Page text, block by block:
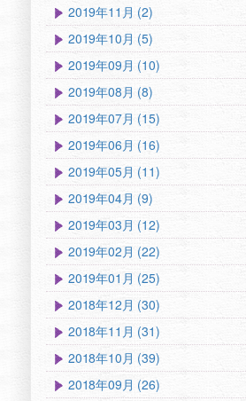
2019年11月 (2)
2019年10月 (5)
2019年09月 (10)
2019年08月 (8)
2019年07月 (15)
2019年06月 (16)
2019年05月 (11)
2019年04月 (9)
2019年03月 (12)
2019年02月 (22)
2019年01月 (25)
2018年12月 (30)
2018年11月 (31)
2018年10月 (39)
2018年09月 (26)